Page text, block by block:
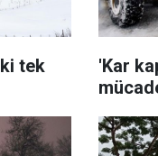
tek
'Kar